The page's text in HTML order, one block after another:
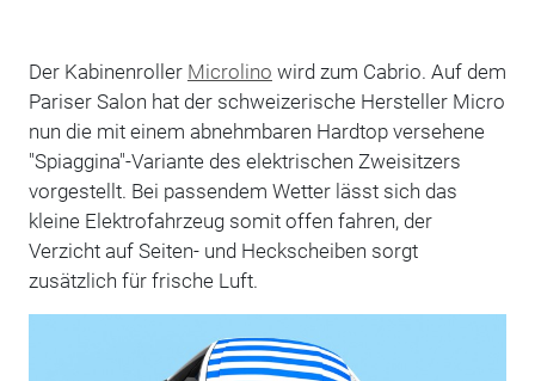
Der Kabinenroller Microlino wird zum Cabrio. Auf dem
Pariser Salon hat der schweizerische Hersteller Micro
nun die mit einem abnehmbaren Hardtop versehene
"Spiaggina"-Variante des elektrischen Zweisitzers
vorgestellt. Bei passendem Wetter lässt sich das
kleine Elektrofahrzeug somit offen fahren, der
Verzicht auf Seiten- und Heckscheiben sorgt
zusätzlich für frische Luft.